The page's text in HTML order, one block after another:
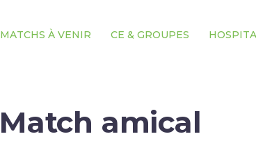
MATCHS À VENIR CE & GROUPES
Match amical